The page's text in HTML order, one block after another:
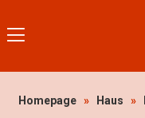
Homepage » Haus »